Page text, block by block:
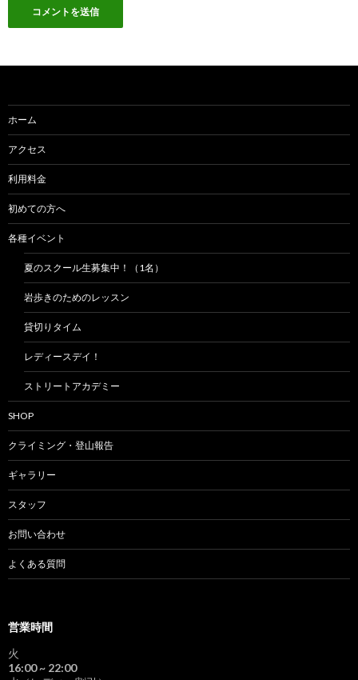
ホーム
アクセス
利用料金
初めての方へ
各種イベント
夏のスクール生募集中！（1名）
岩歩きのためのレッスン
貸切りタイム
レディースデイ！
ストリートアカデミー
SHOP
クライミング・登山報告
ギャラリー
スタッフ
お問い合わせ
よくある質問
営業時間
火
16:00~ 22:00